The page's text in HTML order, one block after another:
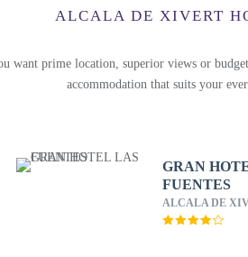
ALCALA DE XIVERT
want prime location, superior views or
accommodation that suits your
GRAN
FUENTES
ALCALA DE